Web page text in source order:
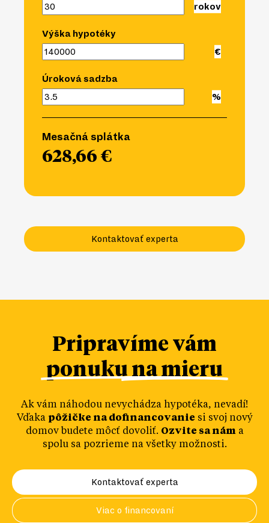
Výška hypotéky
Úroková sadzba
Mesačná splátka
628,66 €
Kontaktovať experta
Pripravíme vám
ponuku na mieru
Ak vám náhodou nevychádza hypotéka, nevadí!
Vďaka pôžičke na dofinancovanie si svoj nový
domov budete môcť dovoliť. Ozvite sa náma
spolu sa pozrieme na všetky možnosti.
Kontaktovať experta
Viac o financovaní